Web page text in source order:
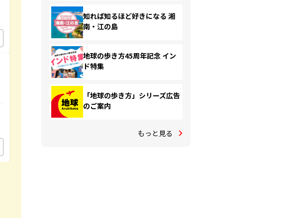
知れば知るほど好きになる 湘
南・江の島
地球の歩き方45周年記念 イン
ド特集
「地球の歩き方」シリーズ広告
のご案内
もっと見る